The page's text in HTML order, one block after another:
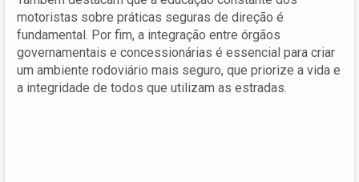
motoristas sobre práticas seguras de direção é
fundamental. Por fim, a integração entre órgãos
governamentais e concessionárias é essencial para criar
um ambiente rodoviário mais seguro, que priorize a vida e
a integridade de todos que utilizam as estradas.